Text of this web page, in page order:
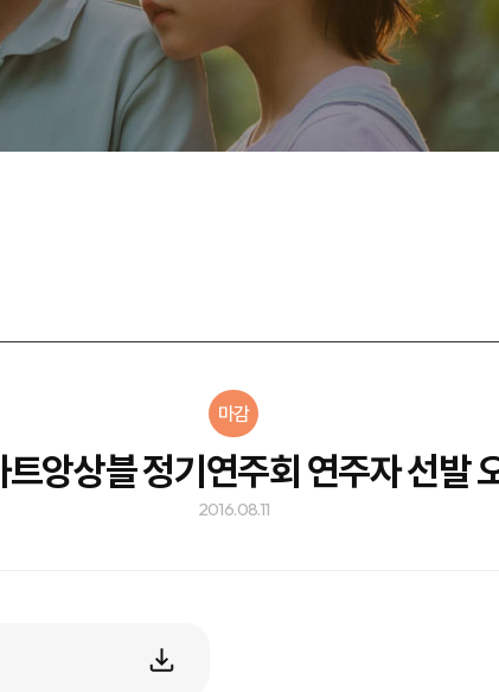
마감
앙상블 정기연주회 연주자 선발
2016.08.11